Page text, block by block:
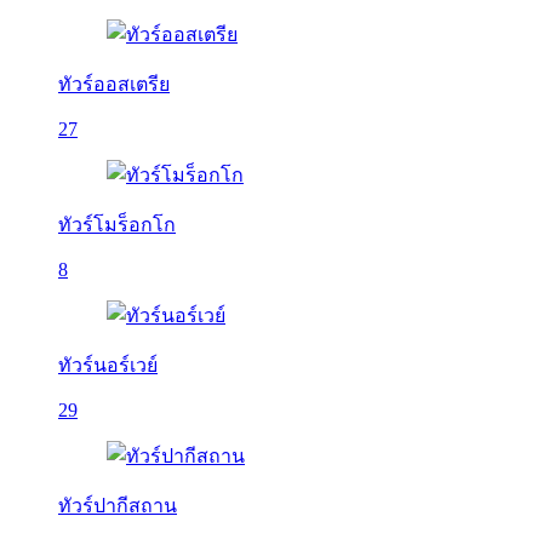
ทัวร์ออสเตรีย
27
ทัวร์โมร็อกโก
8
ทัวร์นอร์เวย์
29
ทัวร์ปากีสถาน